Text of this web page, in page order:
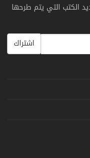
الكتب التي يتم طرحها
اشتراك